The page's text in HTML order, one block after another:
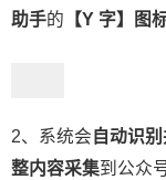
助手的 【Y 字】图
2、系统会 自动识
整内容采集到公众